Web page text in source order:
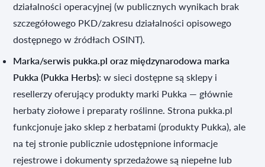
działalności operacyjnej (w publicznych wynikach brak
szczegółowego PKD/zakresu działalności opisowego
dostępnego w źródłach OSINT).
Marka/serwis pukka.pl oraz międzynarodowa marka
Pukka (Pukka Herbs): w sieci dostępne są sklepy i
resellerzy oferujący produkty marki Pukka — głównie
herbaty ziołowe i preparaty roślinne. Strona pukka.pl
funkcjonuje jako sklep z herbatami (produkty Pukka), ale
na tej stronie publicznie udostępnione informacje
rejestrowe i dokumenty sprzedażowe są niepełne lub